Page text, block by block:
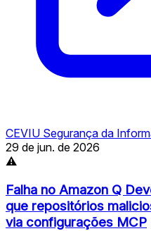
CEVIU Segurança da
29 de jun. de 2026
⚠
Falha no Amazon Q
que repositórios
via configurações MCP